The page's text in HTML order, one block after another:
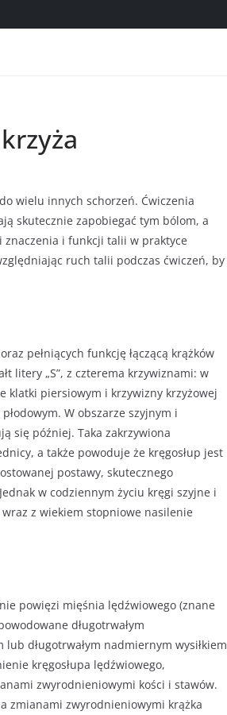
wielu innych schorzeń. Ćwiczenia
skutecznie zapobiegać tym bólom, a
znaczenia i funkcji talii w praktyce
ruch talii podczas ćwiczeń, by
pełniących funkcję łączącą krążków
litery „S”, z czterema krzywiznami: w
klatki piersiowym i krzywizny krzyżowej
W obszarze szyjnym i
się później. Taka zakrzywiona
a także powoduje że kręgosłup jest
postawy, skutecznego
w codziennym życiu kręgi szyjne i
z wiekiem stopniowe nasilenie
powięzi mięśnia lędźwiowego (znane
długotrwałym
długotrwałym nadmiernym wysiłkiem
kręgosłupa lędźwiowego,
zwyrodnieniowymi kości i stawów.
zmianami zwyrodnieniowymi krążka